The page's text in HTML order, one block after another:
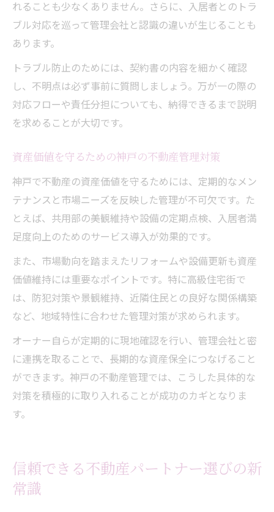
れることも少なくありません。さらに、入居者とのトラ
ブル対応を巡って管理会社と認識の違いが生じることも
あります。
トラブル防止のためには、契約書の内容を細かく確認
し、不明点は必ず事前に質問しましょう。万が一の際の
対応フローや責任分担についても、納得できるまで説明
を求めることが大切です。
資産価値を守るための神戸の不動産管理対策
神戸で不動産の資産価値を守るためには、定期的なメン
テナンスと市場ニーズを反映した管理が不可欠です。た
とえば、共用部の美観維持や設備の定期点検、入居者満
足度向上のためのサービス導入が効果的です。
また、市場動向を踏まえたリフォームや設備更新も資産
価値維持には重要なポイントです。特に高級住宅街で
は、防犯対策や景観維持、近隣住民との良好な関係構築
など、地域特性に合わせた管理対策が求められます。
オーナー自らが定期的に現地確認を行い、管理会社と密
に連携を取ることで、長期的な資産保全につなげること
ができます。神戸の不動産管理では、こうした具体的な
対策を積極的に取り入れることが成功のカギとなりま
す。
信頼できる不動産パートナー選びの新
常識